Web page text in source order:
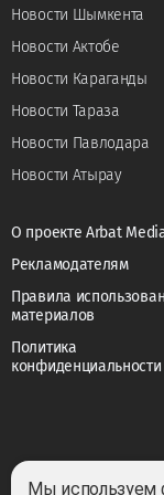
Новости Шымкента
Новости Актобе
Новости Караганды
Новости Тараза
Новости Павлодара
Новости Атырау
О проекте Arbat
Рекламодателям
Правила
материалов
Политика
конфиденциальности
Мы используем